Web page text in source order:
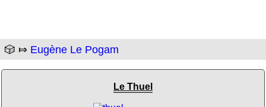
🎲 ⤇ Eugène Le Pogam
Le Thuel